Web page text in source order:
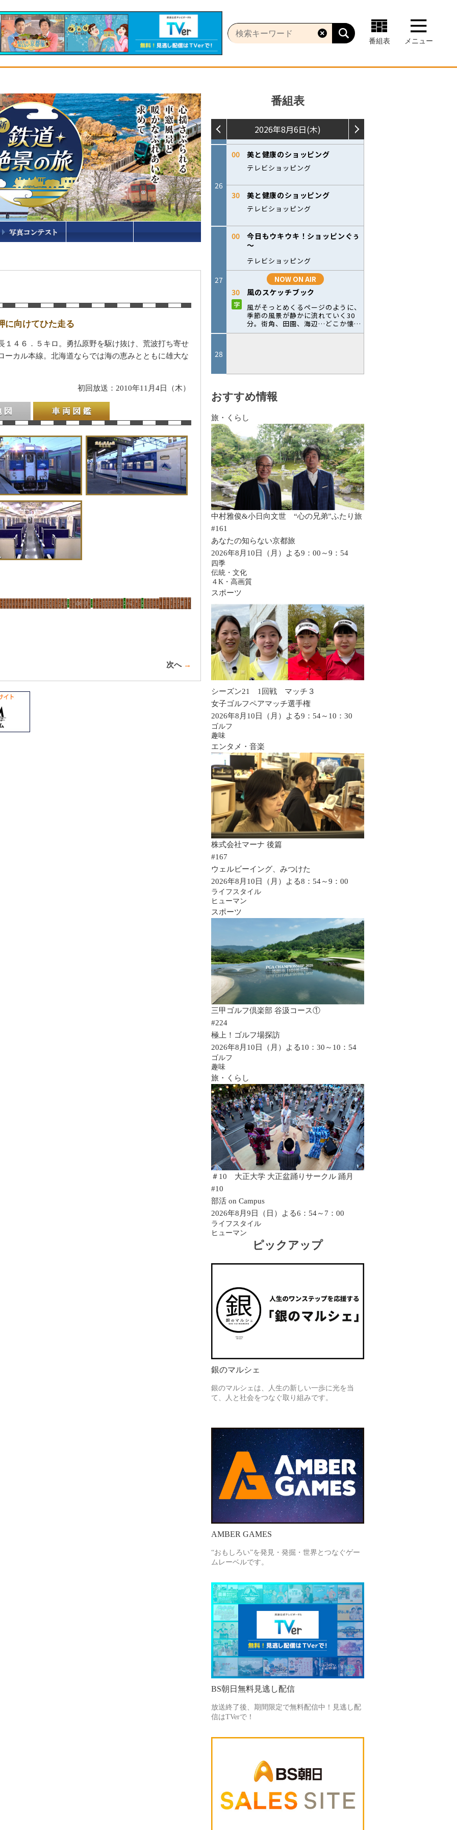
番組表 メニュー
に向けてひた走る
１４６．５キロ。勇払原野を駆け抜け、荒波打ち寄せ
ーカル本線。北海道ならでは海の恵みとともに雄大な
初回放送：2010年11月4日（木）
車両図鑑
次へ→
番組表
おすすめ情報
旅・くらし
中村雅俊&小日向文世 “心の兄弟”ふたり旅
#161
あなたの知らない京都旅
2026年8月10日（月）よる9：00～9：54
四季
伝統・文化
４K・高画質
スポーツ
シーズン21 1回戦 マッチ３
女子ゴルフペアマッチ選手権
2026年8月10日（月）よる9：54～10：30
ゴルフ
趣味
エンタメ・音楽
株式会社マーナ 後篇
#167
ウェルビーイング、みつけた
2026年8月10日（月）よる8：54～9：00
ライフスタイル
ヒューマン
スポーツ
三甲ゴルフ倶楽部 谷汲コース①
#224
極上！ゴルフ場探訪
2026年8月10日（月）よる10：30～10：54
ゴルフ
趣味
旅・くらし
＃10 大正大学 大正盆踊りサークル 踊月
#10
部活 on Campus
2026年8月9日（日）よる6：54～7：00
ライフスタイル
ヒューマン
ピックアップ
銀のマルシェ
銀のマルシェは、人生の新しい一歩に光を当
て、人と社会をつなぐ取り組みです。
AMBER GAMES
“おもしろい”を発見・発掘・世界とつなぐゲー
ムレーベルです。
BS朝日無料見逃し配信
放送終了後、期間限定で無料配信中！見逃し配
信はTVerで！